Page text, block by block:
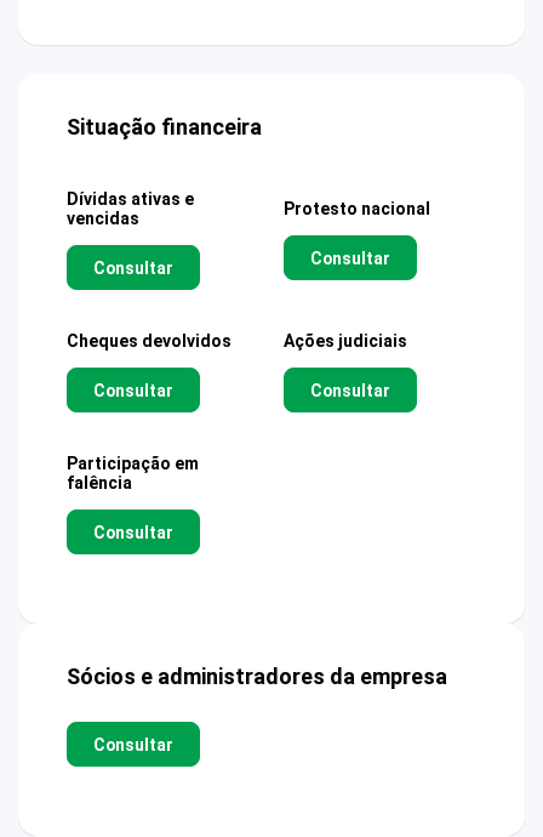
Situação financeira
Dívidas ativas e
vencidas
Consultar
Protesto nacional
Consultar
Cheques devolvidos
Consultar
Ações judiciais
Consultar
Participação em
falência
Consultar
Sócios e administradores da empresa
Consultar